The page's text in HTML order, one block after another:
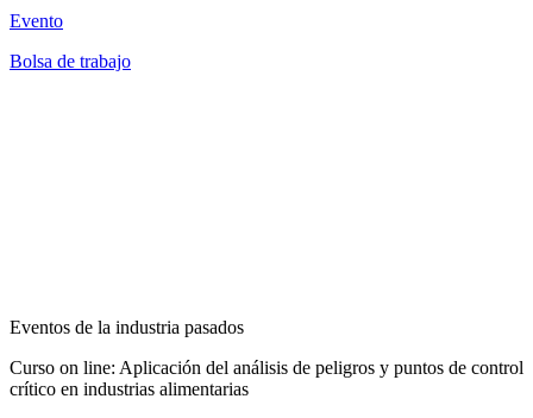
Evento
Bolsa de trabajo
Eventos de la industria pasados
Curso on line: Aplicación del análisis de peligros y puntos de control
crítico en industrias alimentarias